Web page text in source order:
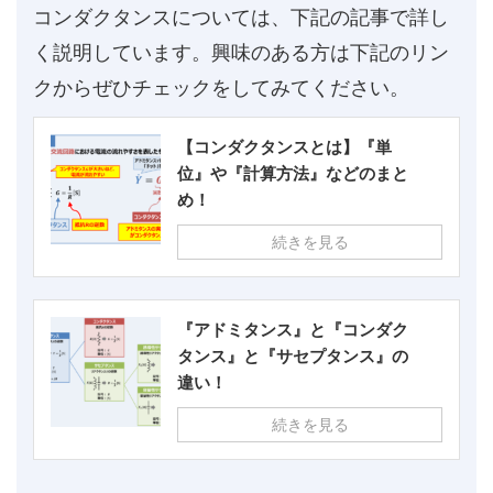
コンダクタンスについては、下記の記事で詳し
く説明しています。興味のある方は下記のリン
クからぜひチェックをしてみてください。
【コンダクタンスとは】『単
位』や『計算方法』などのまと
め！
続きを見る
『アドミタンス』と『コンダク
タンス』と『サセプタンス』の
違い！
続きを見る